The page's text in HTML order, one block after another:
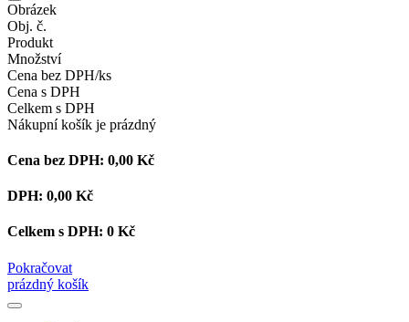
Obrázek
Obj. č.
Produkt
Množství
Cena bez DPH/ks
Cena s DPH
Celkem s DPH
Nákupní košík je prázdný
Cena bez DPH: 0,00 Kč
DPH: 0,00 Kč
Celkem s DPH: 0 Kč
Pokračovat
prázdný košík